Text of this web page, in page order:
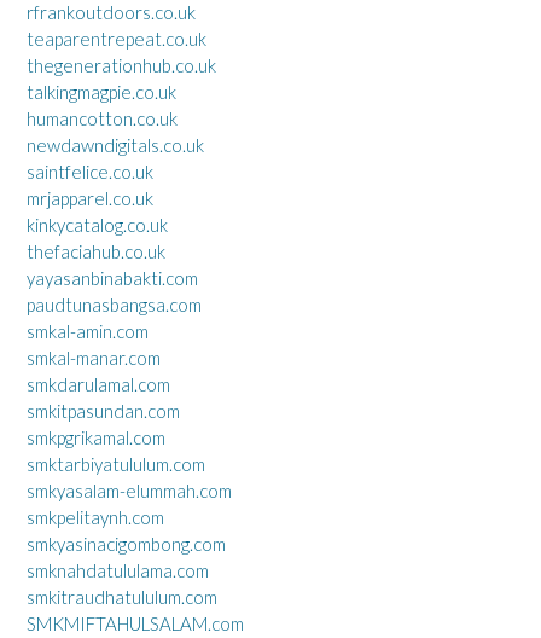
rfrankoutdoors.co.uk
teaparentrepeat.co.uk
thegenerationhub.co.uk
talkingmagpie.co.uk
humancotton.co.uk
newdawndigitals.co.uk
saintfelice.co.uk
mrjapparel.co.uk
kinkycatalog.co.uk
thefaciahub.co.uk
yayasanbinabakti.com
paudtunasbangsa.com
smkal-amin.com
smkal-manar.com
smkdarulamal.com
smkitpasundan.com
smkpgrikamal.com
smktarbiyatululum.com
smkyasalam-elummah.com
smkpelitaynh.com
smkyasinacigombong.com
smknahdatululama.com
smkitraudhatululum.com
SMKMIFTAHULSALAM.com